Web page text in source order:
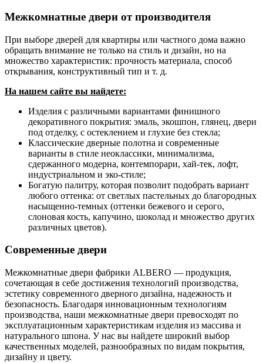
Межкомнатные двери от производителя
При выборе дверей для квартиры или частного дома важно
обращать внимание не только на стиль и дизайн, но на
множество характеристик: прочность материала, способ
открывания, конструктивный тип и т. д.
На нашем сайте вы найдете:
Изделия с различными вариантами финишного
декоративного покрытия: эмаль, экошпон, глянец, двери
под отделку, с остеклением и глухие без стекла;
Классические дверные полотна и современные
варианты в стиле неоклассики, минимализма,
сдержанного модерна, контемпорари, хай-тек, лофт,
индустриальном и эко-стиле;
Богатую палитру, которая позволит подобрать вариант
любого оттенка: от светлых пастельных до благородных
насыщенно-темных (оттенки бежевого и серого,
слоновая кость, капучино, шоколад и множество других
различных цветов).
Современные двери
Межкомнатные двери фабрики ALBERO — продукция,
сочетающая в себе достижения технологий производства,
эстетику современного дверного дизайна, надежность и
безопасность. Благодаря инновационным технологиям
производства, наши межкомнатные двери превосходят по
эксплуатационным характеристикам изделия из массива и
натурального шпона. У нас вы найдете широкий выбор
качественных моделей, разнообразных по видам покрытия,
дизайну и цвету.